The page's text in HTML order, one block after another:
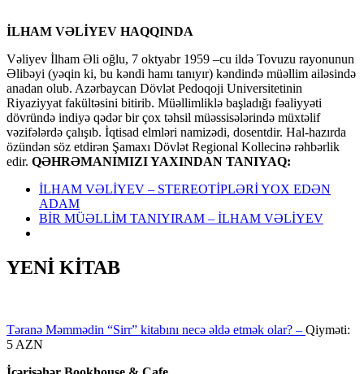
İLHAM VƏLİYEV HAQQINDA
Vəliyev İlham Əli oğlu, 7 oktyabr 1959 –cu ildə Tovuzu rayonunun
Əlibəyi (yəqin ki, bu kəndi hamı tanıyır) kəndində müəllim ailəsində
anadan olub. Azərbaycan Dövlət Pedoqoji Universitetinin
Riyaziyyat fakültəsini bitirib. Müəllimliklə başladığı fəaliyyəti
dövründə indiyə qədər bir çox təhsil müəssisələrində müxtəlif
vəzifələrdə çalışıb. İqtisad elmləri namizədi, dosentdir. Hal-hazırda
özündən söz etdirən Şamaxı Dövlət Regional Kollecinə rəhbərlik
edir. QƏHRƏMANIMIZI YAXINDAN TANIYAQ:
İLHAM VƏLİYEV – STEREOTİPLƏRİ YOX EDƏN
ADAM
BİR MÜƏLLİM TANIYIRAM – İLHAM VƏLİYEV
YENİ KİTAB
Təranə Məmmədin “Sirr” kitabını necə əldə etmək olar? – Qiyməti:
5 AZN